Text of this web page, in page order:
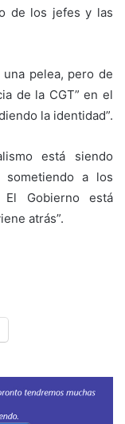
de los jefes y las
pelea, pero de
de la CGT” en el
la identidad”.
está siendo
sometiendo a los
Gobierno está
atrás”.